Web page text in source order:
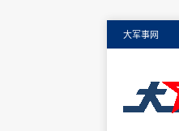
大军事网